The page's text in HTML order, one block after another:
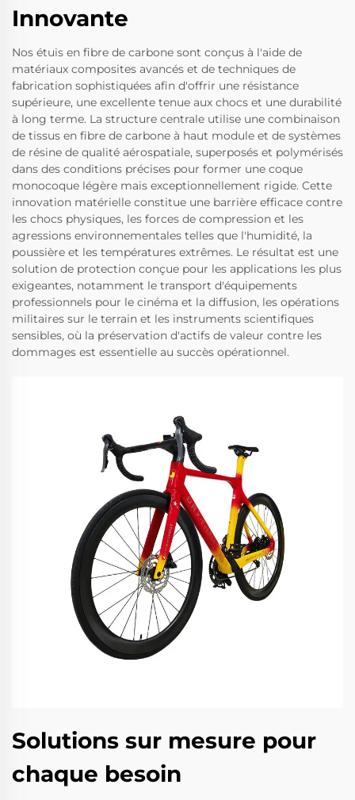
Innovante
Nos étuis en fibre de carbone sont conçus à l'aide de
matériaux composites avancés et de techniques de
fabrication sophistiquées afin d'offrir une résistance
supérieure, une excellente tenue aux chocs et une durabilité
à long terme. La structure centrale utilise une combinaison
de tissus en fibre de carbone à haut module et de systèmes
de résine de qualité aérospatiale, superposés et polymérisés
dans des conditions précises pour former une coque
monocoque légère mais exceptionnellement rigide. Cette
innovation matérielle constitue une barrière efficace contre
les chocs physiques, les forces de compression et les
agressions environnementales telles que l'humidité, la
poussière et les températures extrêmes. Le résultat est une
solution de protection conçue pour les applications les plus
exigeantes, notamment le transport d'équipements
professionnels pour le cinéma et la diffusion, les opérations
militaires sur le terrain et les instruments scientifiques
sensibles, où la préservation d'actifs de valeur contre les
dommages est essentielle au succès opérationnel.
Solutions sur mesure pour
chaque besoin